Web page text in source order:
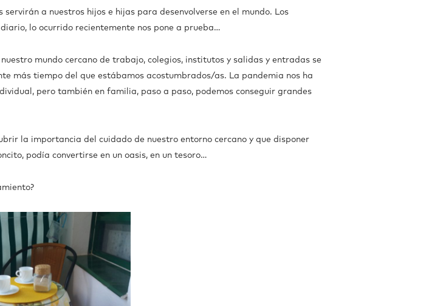
a nuestros hijos e hijas para desenvolverse en el mundo. Los
lo ocurrido recientemente nos pone a prueba…
mundo cercano de trabajo, colegios, institutos y salidas y entradas se
más tiempo del que estábamos acostumbrados/as. La pandemia nos ha
pero también en familia, paso a paso, podemos conseguir grandes
la importancia del cuidado de nuestro entorno cercano y que disponer
podía convertirse en un oasis, en un tesoro…